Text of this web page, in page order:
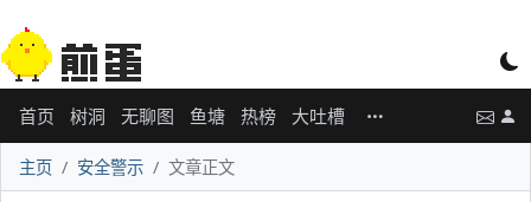
首页 树洞 无聊图 鱼塘 热榜 大吐槽
主页 安全警示 文章正文